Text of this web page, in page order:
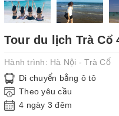
Tour du lịch Trà Cổ
Hành trình: Hà Nội - Trà Cổ
Di chuyển bằng ô tô
Theo yêu cầu
4 ngày 3 đêm